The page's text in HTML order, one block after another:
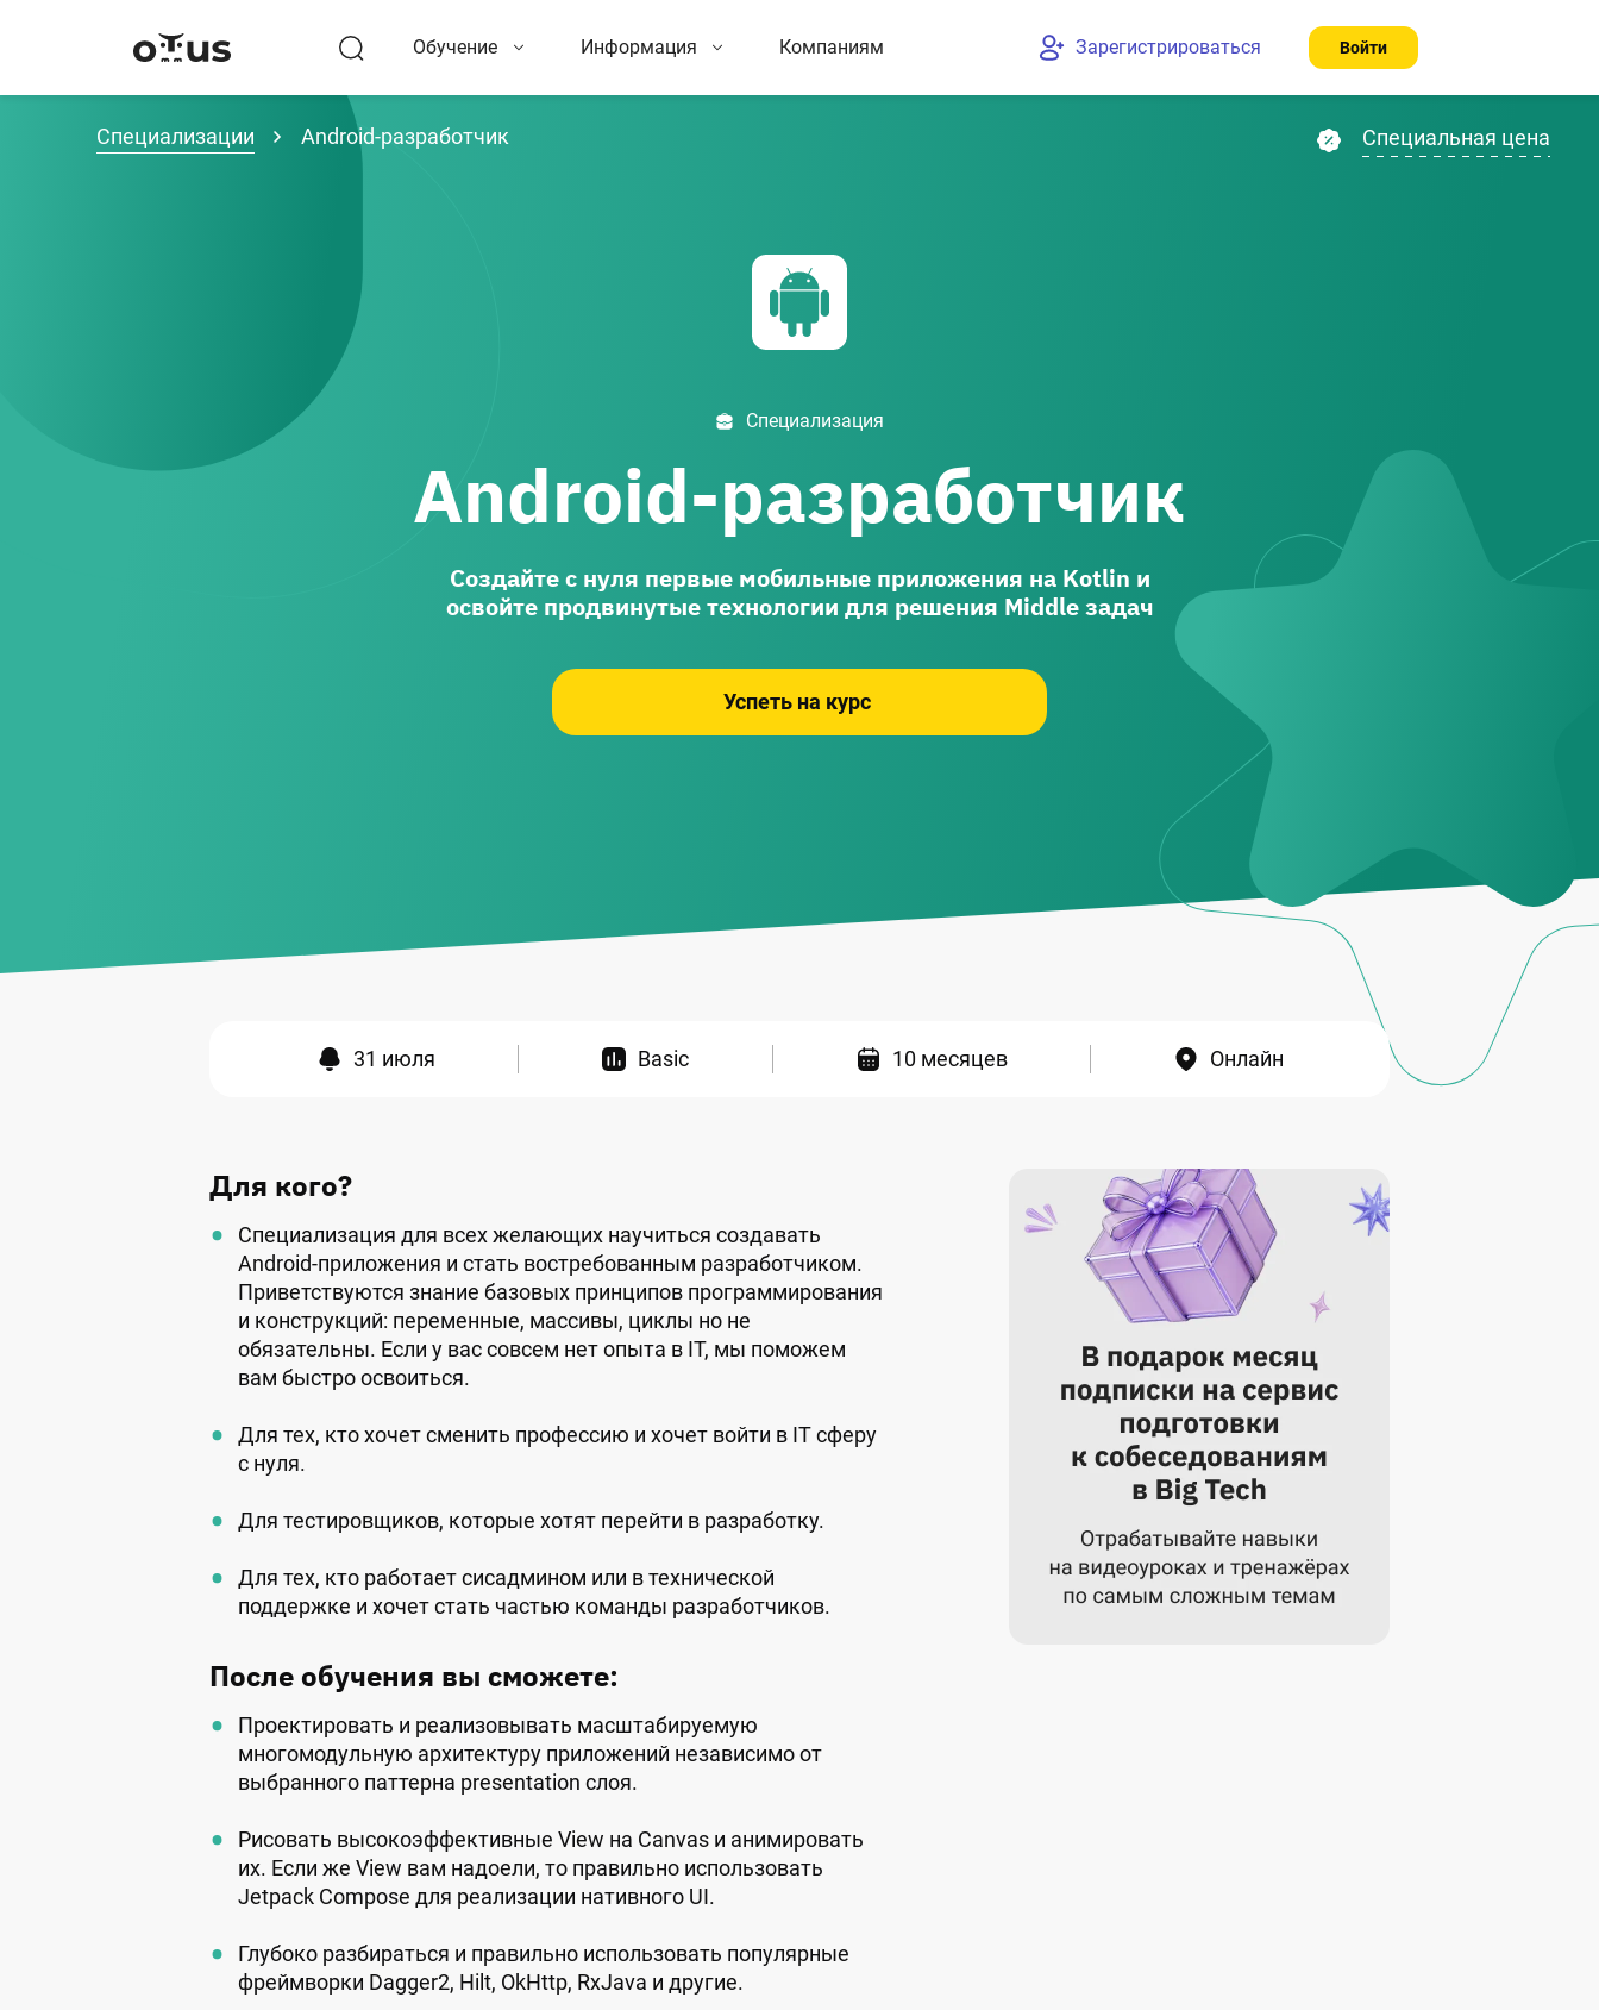
Обучение Информация Компаниям Зарегистрироваться Войти
Специализации Android-разработчик Специальная цена
Специализация
Android-разработчик
Создайте с нуля первые мобильные приложения на Kotlin и
освойте продвинутые технологии для решения Middle задач
Успеть на курс
31 июля Basic 10 месяцев Онлайн
Для кого?
Специализация для всех желающих научиться создавать
Android-приложения и стать востребованным разработчиком.
Приветствуются знание базовых принципов программирования
и конструкций: переменные, массивы, циклы но не
обязательны. Если у вас совсем нет опыта в IT, мы поможем
вам быстро освоиться.
Для тех, кто хочет сменить профессию и хочет войти в IT сферу
с нуля.
Для тестировщиков, которые хотят перейти в разработку.
Для тех, кто работает сисадмином или в технической
поддержке и хочет стать частью команды разработчиков.
После обучения вы сможете:
Проектировать и реализовывать масштабируемую
многомодульную архитектуру приложений независимо от
выбранного паттерна presentation слоя.
Рисовать высокоэффективные View на Canvas и анимировать
их. Если же View вам надоели, то правильно использовать
Jetpack Compose для реализации нативного UI.
Глубоко разбираться и правильно использовать популярные
фреймворки Dagger2, Hilt, OkHttp, RxJava и другие.